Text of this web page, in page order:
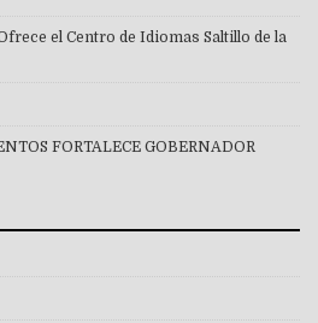
el Centro de Idiomas Saltillo de la
FORTALECE GOBERNADOR